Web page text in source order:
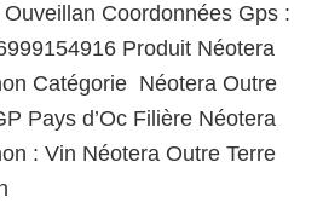
Coordonnées Gps :
Produit Néotera
Catégorie Néotera Outre
Pays d’Oc Filière Néotera
: Vin Néotera Outre Terre